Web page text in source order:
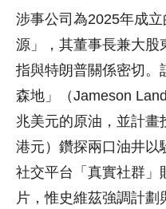
涉事公司為2025年成
源」，其董事長兼大股
指與特朗普關係密切。
森地」（Jameson
兆美元的原油，並計
港元）鑽探兩口油井以
社交平台「真實社群」
片，惟史維茲強調計劃